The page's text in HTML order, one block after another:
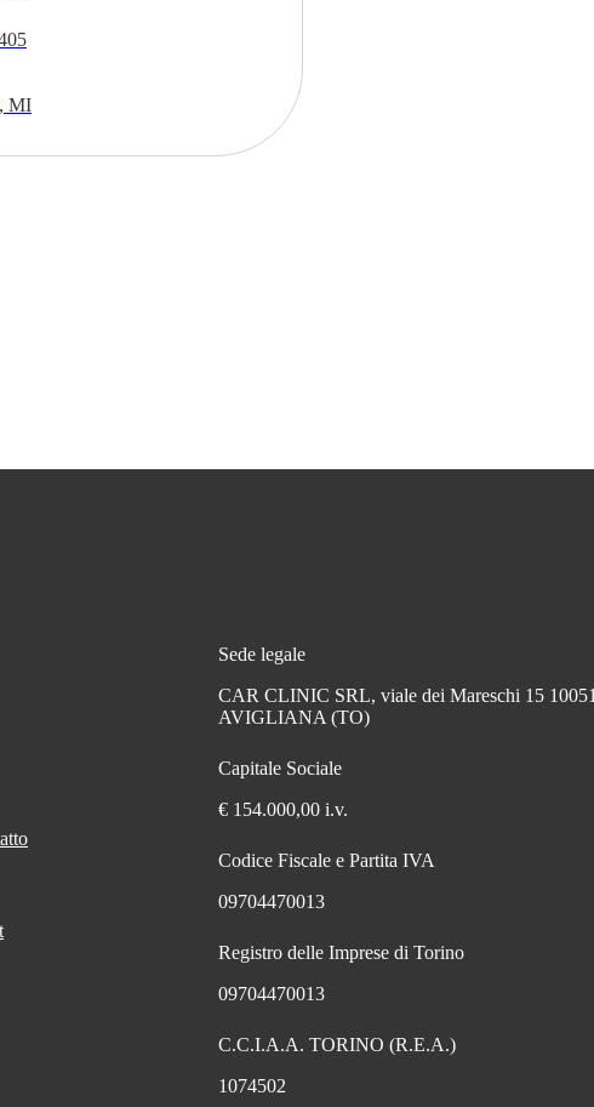
MI
Sede legale
CAR CLINIC SRL, viale dei Mareschi 15
AVIGLIANA (TO)
Capitale Sociale
€ 154.000,00 i.v.
Codice Fiscale e Partita IVA
09704470013
Registro delle Imprese di Torino
09704470013
C.C.I.A.A. TORINO (R.E.A.)
1074502